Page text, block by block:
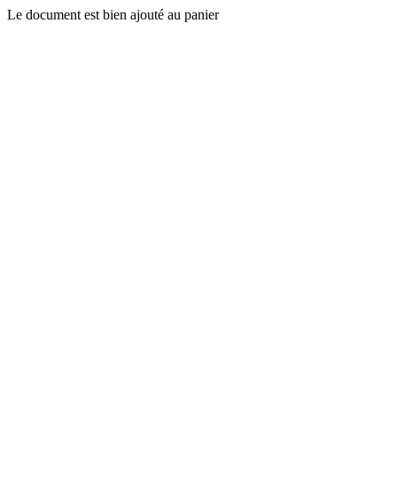
Le document est bien ajouté au panier